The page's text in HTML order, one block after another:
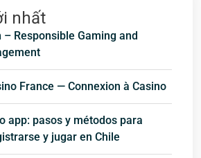
nhất
– Responsible Gaming and
France — Connexion à Casino
app: pasos y métodos para
y jugar en Chile